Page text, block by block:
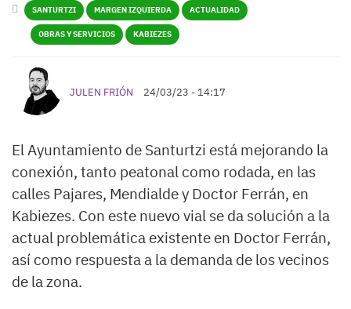
SANTURTZI MARGEN IZQUIERDA ACTUALIDAD
OBRAS Y SERVICIOS KABIEZES
JULEN FRIÓN 24/03/23 - 14:17
El Ayuntamiento de Santurtzi está mejorando la
conexión, tanto peatonal como rodada, en las
calles Pajares, Mendialde y Doctor Ferrán, en
Kabiezes. Con este nuevo vial se da solución a la
actual problemática existente en Doctor Ferrán,
así como respuesta a la demanda de los vecinos
de la zona.